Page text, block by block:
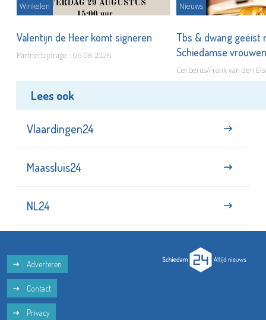
Winkelen
Valentijn de Heer komt signeren
Partnerbijdrage - 06-08-2026
Nieuws
Tbs & dwang geëist
Schiedamse
Cerberus/Frank van den
Lees ook
Vlaardingen24
Maassluis24
NL24
Adverteren
Contact
Privacy